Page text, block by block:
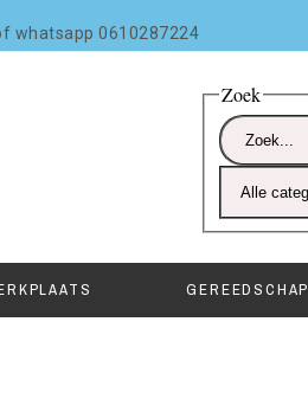
whatsapp 0610287224
Zoek
GEREEDSCHAP